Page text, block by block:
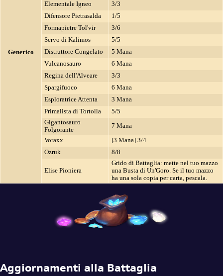
Generico
Elementale Igneo
3/3
Difensore Pietrasalda
1/5
Formapietre Tol'vir
3/6
Servo di Kalimos
5/5
Distruttore Congelato
5 Mana
Vulcanosauro
6 Mana
Regina dell'Alveare
3/3
Spargifuoco
6 Mana
Esploratrice Attenta
3 Mana
Primalista di Tortolla
5/5
Gigantosauro
Folgorante
7 Mana
Voraxx
[3 Mana] 3/4
Ozruk
8/8
Elise Pioniera
Grido di Battaglia: mette nel tuo mazzo
una Busta di Un'Goro. Se il tuo mazzo
ha una sola copia per carta, pescala.
Aggiornamenti alla Battaglia